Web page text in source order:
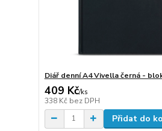
Diář denní A4 Vivella černá -
409 Kč/ks
338 Kč bez DPH
Přidat do